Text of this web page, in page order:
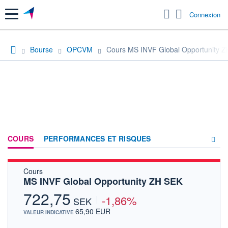
Menu Connexion
Bourse OPCVM Cours MS INVF Global Opportunity
COURS PERFORMANCES ET RISQUES
Cours
MS INVF Global Opportunity ZH SEK
722,75 SEK -1,86%
VALEUR INDICATIVE 65,90 EUR